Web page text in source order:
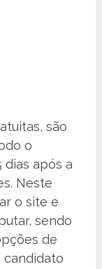
são
o
após a
Neste
o site e
sendo
de
candidato